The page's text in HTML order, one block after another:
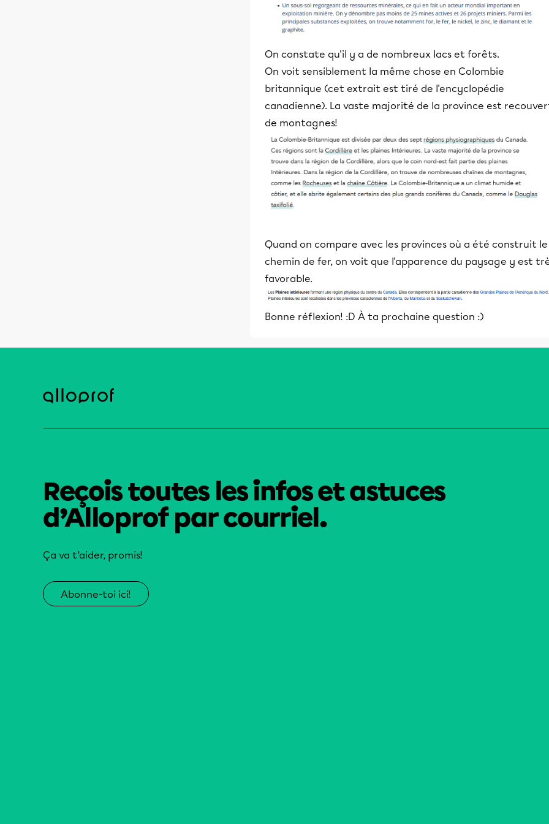
On constate qu'il y a de nombreux lacs et forêts.
On voit sensiblement la même chose en Colombie
britannique (cet extrait est tiré de l'encyclopédie
canadienne). La vaste majorité de la province est
de montagnes!
Quand on compare avec les provinces où a été construit le
chemin de fer, on voit que l'apparence du paysage y est
favorable.
Bonne réflexion! :D À ta prochaine question :)
Reçois toutes les infos et astuces
d’Alloprof par courriel.
Ça va t’aider, promis!
Abonne-toi ici!